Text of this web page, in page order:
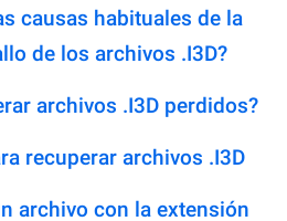
causas habituales de la
de los archivos .I3D?
archivos .I3D perdidos?
recuperar archivos .I3D
archivo con la extensión